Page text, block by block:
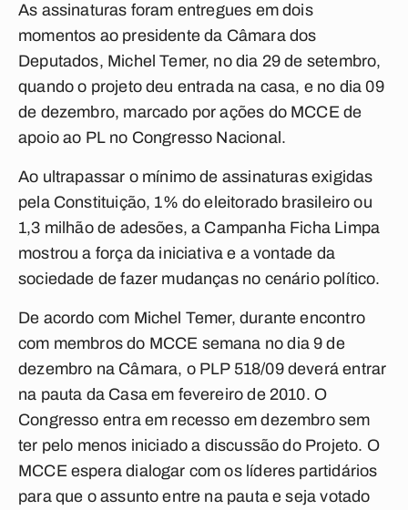
As assinaturas foram entregues em dois
momentos ao presidente da Câmara dos
Deputados, Michel Temer, no dia 29 de setembro,
quando o projeto deu entrada na casa, e no dia 09
de dezembro, marcado por ações do MCCE de
apoio ao PL no Congresso Nacional.
Ao ultrapassar o mínimo de assinaturas exigidas
pela Constituição, 1% do eleitorado brasileiro ou
1,3 milhão de adesões, a Campanha Ficha Limpa
mostrou a força da iniciativa e a vontade da
sociedade de fazer mudanças no cenário político.
De acordo com Michel Temer, durante encontro
com membros do MCCE semana no dia 9 de
dezembro na Câmara, o PLP 518/09 deverá entrar
na pauta da Casa em fevereiro de 2010. O
Congresso entra em recesso em dezembro sem
ter pelo menos iniciado a discussão do Projeto. O
MCCE espera dialogar com os líderes partidários
para que o assunto entre na pauta e seja votado